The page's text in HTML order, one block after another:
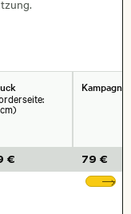
€ 79 €